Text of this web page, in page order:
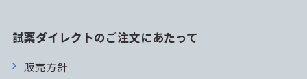
試薬ダイレクトのご注文にあたって
販売方針